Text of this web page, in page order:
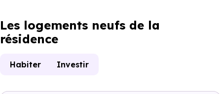
Les logements neufs de la
résidence
Habiter Investir